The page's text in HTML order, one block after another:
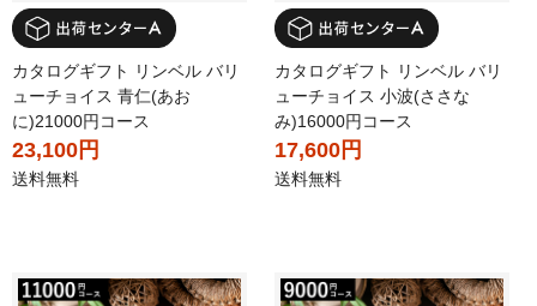
カタログギフト リンベル バリ
ューチョイス 青仁(あお
に)21000円コース
23,100円
送料無料
カタログギフト リンベル バリ
ューチョイス 小波(ささな
み)16000円コース
17,600円
送料無料